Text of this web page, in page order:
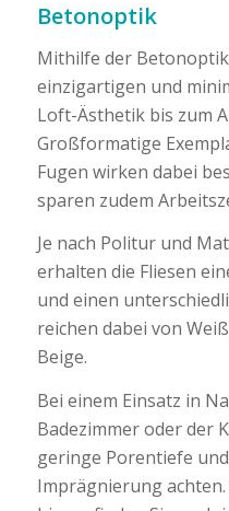
Betonoptik
Mithilfe der
einzigartigen und
Loft-Ästhetik bis zum
Großformatige
Fugen wirken dabei
sparen zudem
Je nach Politur und
erhalten die Fliesen
und einen
reichen dabei von
Beige.
Bei einem Einsatz in
Badezimmer oder der
geringe Porentiefe
Imprägnierung